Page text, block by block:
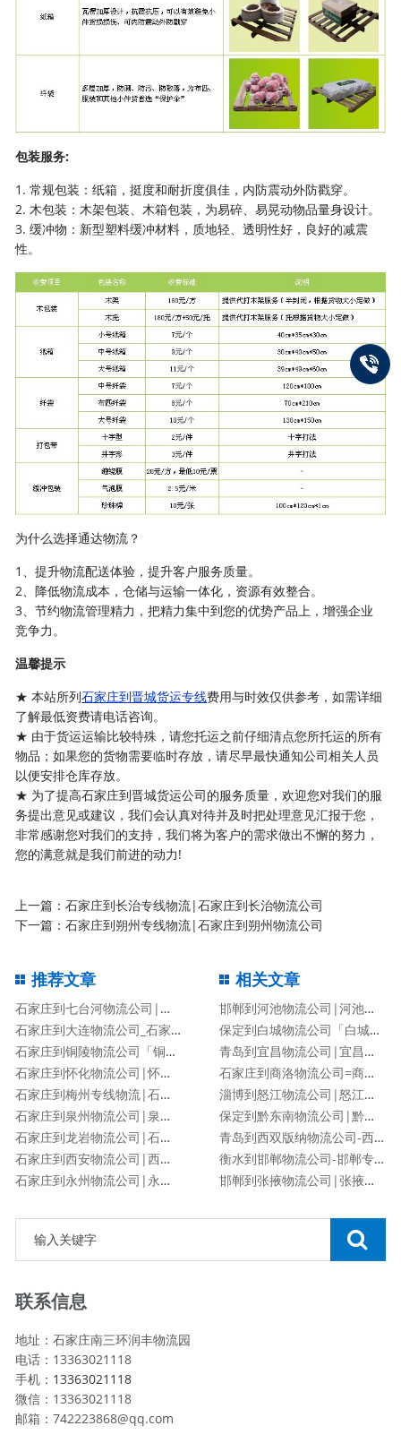
包装服务:
1. 常规包装：纸箱，挺度和耐折度俱佳，内防震动外防戳穿。
2. 木包装：木架包装、木箱包装，为易碎、易晃动物品量身设计。
3. 缓冲物：新型塑料缓冲材料，质地轻、透明性好，良好的减震
性。
为什么选择通达物流？
1、提升物流配送体验，提升客户服务质量。
2、降低物流成本，仓储与运输一体化，资源有效整合。
3、节约物流管理精力，把精力集中到您的优势产品上，增强企业
竞争力。
温馨提示
★ 本站所列石家庄到晋城货运专线费用与时效仅供参考，如需详细
了解最低资费请电话咨询。
★ 由于货运运输比较特殊，请您托运之前仔细清点您所托运的所有
物品；如果您的货物需要临时存放，请尽早最快通知公司相关人员
以便安排仓库存放。
★ 为了提高石家庄到晋城货运公司的服务质量，欢迎您对我们的服
务提出意见或建议，我们会认真对待并及时把处理意见汇报于您，
非常感谢您对我们的支持，我们将为客户的需求做出不懈的努力，
您的满意就是我们前进的动力!
上一篇：石家庄到长治专线物流|石家庄到长治物流公司
下一篇：石家庄到朔州专线物流|石家庄到朔州物流公司
推荐文章
石家庄到七台河物流公司|石家庄到七台河物流专线
石家庄到大连物流公司_石家庄到大连物流专线
石家庄到铜陵物流公司「铜陵专线」
石家庄到怀化物流公司|怀化专线
石家庄到梅州专线物流|石家庄到梅州物流公司
石家庄到泉州物流公司|泉州专线
石家庄到龙岩物流公司|石家庄到龙岩物流专线
石家庄到西安物流公司|西安专线
石家庄到永州物流公司|永州专线
相关文章
邯郸到河池物流公司|河池专线
保定到白城物流公司「白城专线」
青岛到宜昌物流公司|宜昌专线
石家庄到商洛物流公司=商洛专线
淄博到怒江物流公司|怒江专线
保定到黔东南物流公司|黔东南专线
青岛到西双版纳物流公司-西双版纳专线
衡水到邯郸物流公司-邯郸专线
邯郸到张掖物流公司|张掖专线
联系信息
地址：石家庄南三环润丰物流园
电话：13363021118
手机： 13363021118
微信：13363021118
邮箱：742223868@qq.com